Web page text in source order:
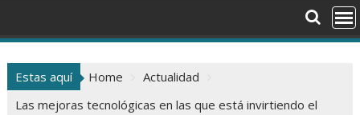
Estas aquí Home
Actualidad
Las mejoras tecnológicas en las que está invirtiendo el